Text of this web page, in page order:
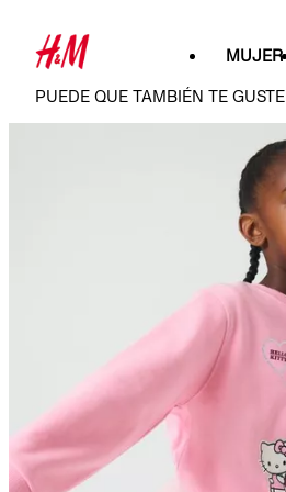
MUJER
PUEDE QUE TAMBIÉN TE GUSTE